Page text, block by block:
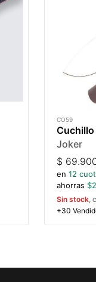
CO59
Joker
$
en 12
ahorras $
Sin stock,
+30